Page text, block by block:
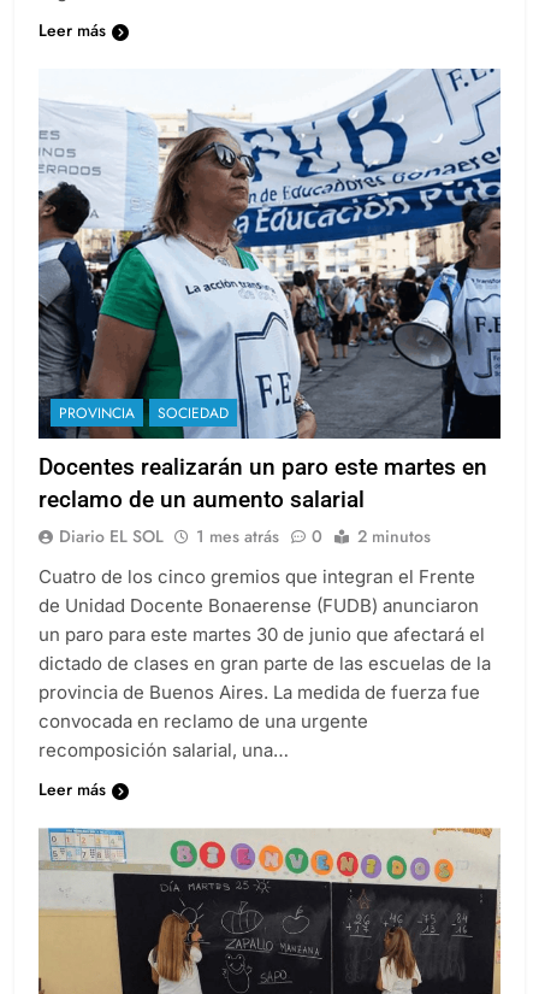
Leer más
PROVINCIA SOCIEDAD
Docentes realizarán un paro este martes en
reclamo de un aumento salarial
Diario EL SOL 1 mes atrás 0 2 minutos
Cuatro de los cinco gremios que integran el Frente
de Unidad Docente Bonaerense (FUDB) anunciaron
un paro para este martes 30 de junio que afectará el
dictado de clases en gran parte de las escuelas de la
provincia de Buenos Aires. La medida de fuerza fue
convocada en reclamo de una urgente
recomposición salarial, una…
Leer más